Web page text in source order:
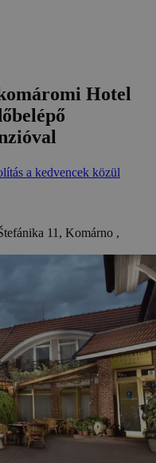
Hotel
a kedvencek közül
11, Komárno ,